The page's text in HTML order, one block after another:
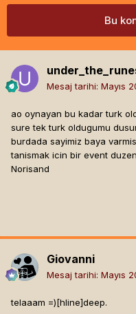
Bu
Mesaj tarihi: Mayıs
ao oynayan bu kadar turk
sure tek turk oldugumu
burdada sayimiz baya
tanismak icin bir event
Norisand
Giovanni
Mesaj tarihi: Mayıs
telaaam =)[hline]deep.